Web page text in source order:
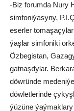
-Biz forumda Nury
simfoniýasyny,
eserler
ýaşlar simfoniki
Özbegistan,
gatnaşdylar.
döwründe
döwletlerinde
ýüzüne